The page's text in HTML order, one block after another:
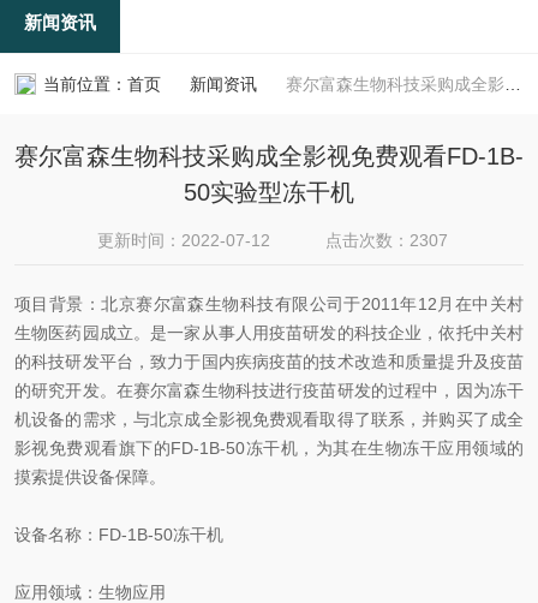
新闻资讯
当前位置： 首页 新闻资讯 赛尔富森生物科技采购成全影视免费观看FD-1B-50实验型冻干机
赛尔富森生物科技采购成全影视免费观看FD-1B-
50实验型冻干机
更新时间：2022-07-12 点击次数：2307
项目背景：北京赛尔富森生物科技有限公司于2011年12月在中关村
生物医药园成立。是一家从事人用疫苗研发的科技企业，依托中关村
的科技研发平台，致力于国内疾病疫苗的技术改造和质量提升及疫苗
的研究开发。在赛尔富森生物科技进行疫苗研发的过程中，因为冻干
机设备的需求，与北京成全影视免费观看取得了联系，并购买了成全
影视免费观看旗下的FD-1B-50冻干机，为其在生物冻干应用领域的
摸索提供设备保障。
设备名称：FD-1B-50冻干机
应用领域：生物应用